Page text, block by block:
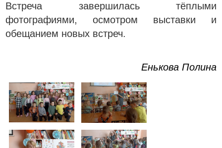
Встреча завершилась тёплыми
фотографиями, осмотром выставки и
обещанием новых встреч.
Енькова Полина